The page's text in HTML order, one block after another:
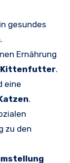
gesundes
.
Ernährung
.
eine
.
zu den